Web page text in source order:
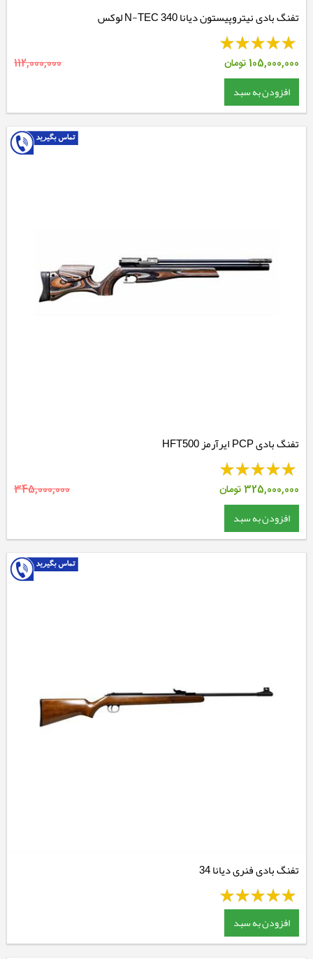
تفنگ بادی نیتروپیستون دیانا 340 N-TEC لوکس
105,000,000 تومان 112,000,000
افزودن به سبد
تفنگ بادی PCP ایرآرمز HFT500
325,000,000تومان 345,000,000
افزودن به سبد
تفنگ بادی فنری دیانا 34
افزودن به سبد